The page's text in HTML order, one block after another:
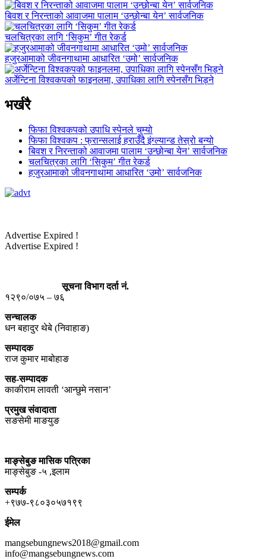
बिवश र निरन्ताको आवाजमा पालाम ‘उन्छोन्बा येन’ सार्वजनिक
चलचित्रका लागि ‘सिकुम’ गीत रेकर्ड
हजुरआमाको जीवनगाथामा आधारित ‘उमो’ सार्वजनिक
अर्जेन्टिना विश्वकपको फाइनलमा, उपाधिका लागि स्पेनसँग भिड्ने
भर्खरै
फिफा विश्वकपको उपाधि स्पेनले चुम्यो
फिफा विश्वकप : फ्रान्सलाई हराउँदै इंग्ल्यान्ड तेस्रो बन्यो
बिवश र निरन्ताको आवाजमा पालाम ‘उन्छोन्बा येन’ सार्वजनिक
चलचित्रका लागि ‘सिकुम’ गीत रेकर्ड
हजुरआमाको जीवनगाथामा आधारित ‘उमो’ सार्वजनिक
Advertise Expired !
Advertise Expired !
सूचना विभाग दर्ता नं.
१२९०/०७५ – ७६
सन्चालक
धन बहादुर थेबे (निवाहाङ)
सम्पादक
राज कुमार माबोहाङ
सह-सम्पादक
काकीराम लावती ‘आन्छुमे नसान’
प्रमुख संवादाता
सङसेमी माङयुङ
माङ्सेबुङ मासिक पत्रिका
माङ्सेबुङ -५ ,इलाम
सम्पर्क
+९७७-९८०३०५७१९९
ईमेल
mangsebungnews2018@gmail.com
info@mangsebungnews.com